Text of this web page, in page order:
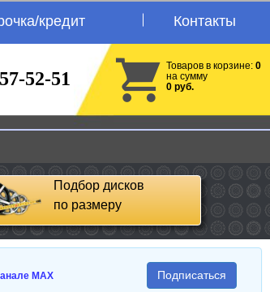
кредит Контакты
52-51
Товаров в корзине: 0
на сумму
0 руб.
Подбор дисков
по размеру
MAX Подписаться